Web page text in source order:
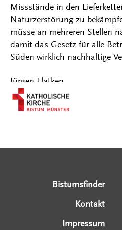
Missstände in den
Naturzerstörung zu
müsse an mehreren Stellen
damit das Gesetz für alle
Süden wirklich nachhaltige
Jürgen Flatken
Bistumsfinder
Kontakt
Impressum